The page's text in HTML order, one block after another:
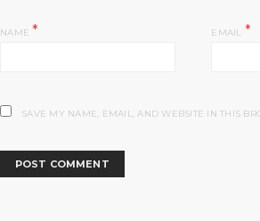
NAME * EMAIL *
SAVE MY NAME, EMAIL, AND WEBSITE IN THIS